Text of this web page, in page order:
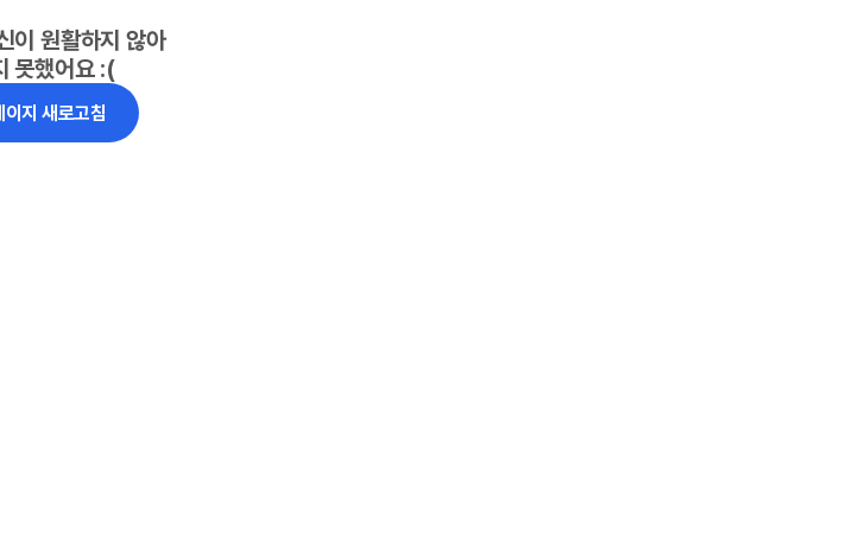
이 원활하지 않아
못했어요 :(
이지 새로고침